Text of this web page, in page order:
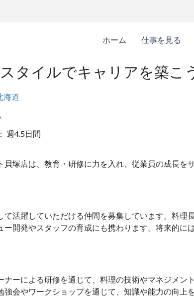
ホーム 仕事を見る
タイルでキャリアを築こ
海道
週4.5日間
貝塚店は、教育・研修に力を入れ、従業員の成長を
て活躍していただける仲間を募集しています。料理
ー開発やスタッフの育成にも携わります。将来的に
ナーによる研修を通じて、料理の技術やマネジメン
会やワークショップを通じて、知識や能力の向上